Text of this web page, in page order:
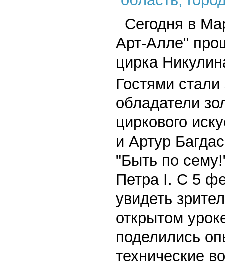
Сегодня в
Арт-Алле"
цирка
Гостями
обладатели
циркового
и Артур
"Быть по
Петра I. С 5
увидеть
открытом
поделились
технические